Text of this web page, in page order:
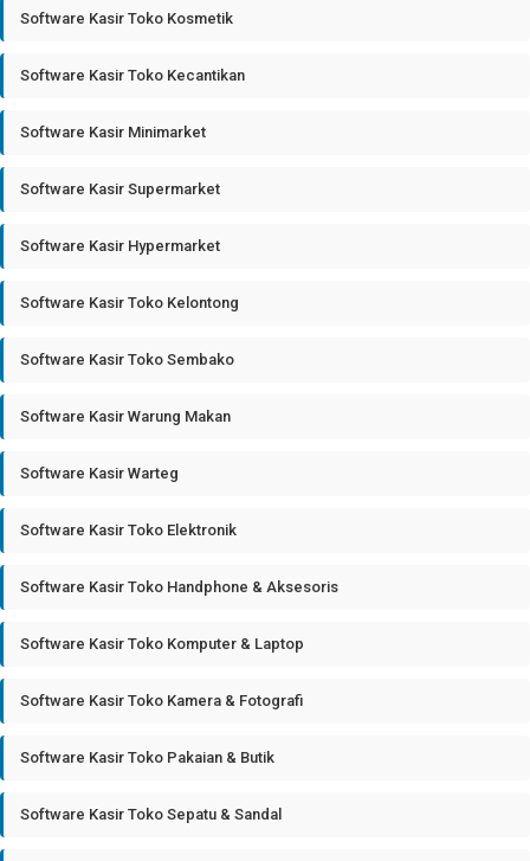
Software Kasir Toko Kosmetik
Software Kasir Toko Kecantikan
Software Kasir Minimarket
Software Kasir Supermarket
Software Kasir Hypermarket
Software Kasir Toko Kelontong
Software Kasir Toko Sembako
Software Kasir Warung Makan
Software Kasir Warteg
Software Kasir Toko Elektronik
Software Kasir Toko Handphone & Aksesoris
Software Kasir Toko Komputer & Laptop
Software Kasir Toko Kamera & Fotografi
Software Kasir Toko Pakaian & Butik
Software Kasir Toko Sepatu & Sandal